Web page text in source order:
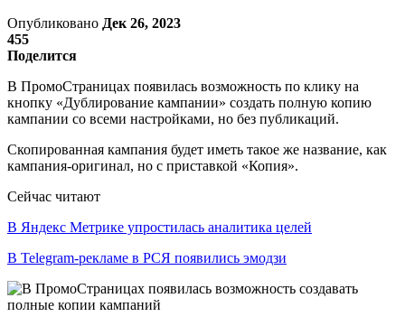
Опубликовано Дек 26, 2023
455
Поделится
В ПромоСтраницах появилась возможность по клику на
кнопку «Дублирование кампании» создать полную копию
кампании со всеми настройками, но без публикаций.
Скопированная кампания будет иметь такое же название, как
кампания-оригинал, но с приставкой «Копия».
Сейчас читают
В Яндекс Метрике упростилась аналитика целей
В Telegram-рекламе в РСЯ появились эмодзи